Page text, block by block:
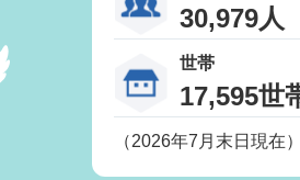
30,979人
世帯
17,595世
（2026年7月末日現在